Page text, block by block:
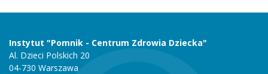
Instytut "Pomnik - Centrum Zdrowia Dziecka"
Al. Dzieci Polskich 20
04-730 Warszawa